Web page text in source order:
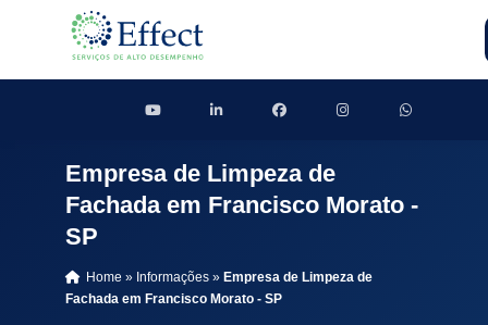
Empresa de Limpeza de
Fachada em Francisco Morato -
SP
Home » Informações » Empresa de Limpeza de
Fachada em Francisco Morato - SP